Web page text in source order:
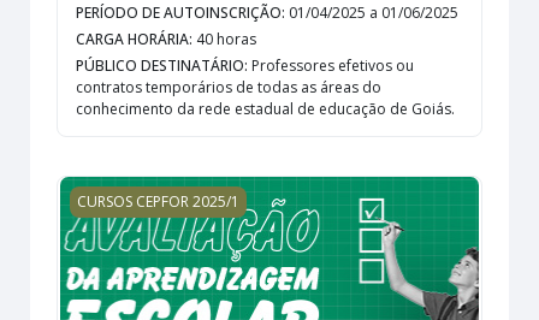
PERÍODO DE AUTOINSCRIÇÃO: 01/04/2025 a 01/06/2025
CARGA HORÁRIA: 40 horas
PÚBLICO DESTINATÁRIO: Professores efetivos ou
contratos temporários de todas as áreas do
conhecimento da rede estadual de educação de Goiás.
AVALIAÇÃO DA APRENDIZAGEM ESCOLAR - 2025 -
CURSOS CEPFOR 2025/1